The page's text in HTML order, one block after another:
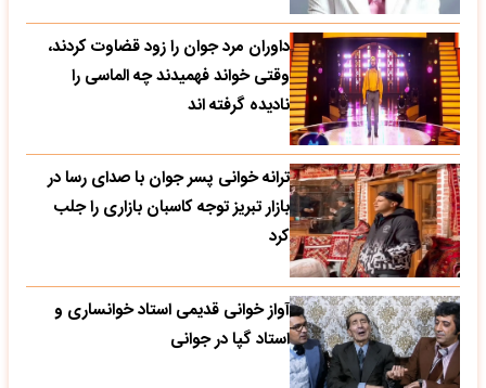
داوران مرد جوان را زود قضاوت کردند،
وقتی خواند فهمیدند چه الماسی را
نادیده گرفته اند
ترانه خوانی پسر جوان با صدای رسا در
بازار تبریز توجه کاسبان بازاری را جلب
کرد
آواز خوانی قدیمی استاد خوانساری و
استاد گپا در جوانی